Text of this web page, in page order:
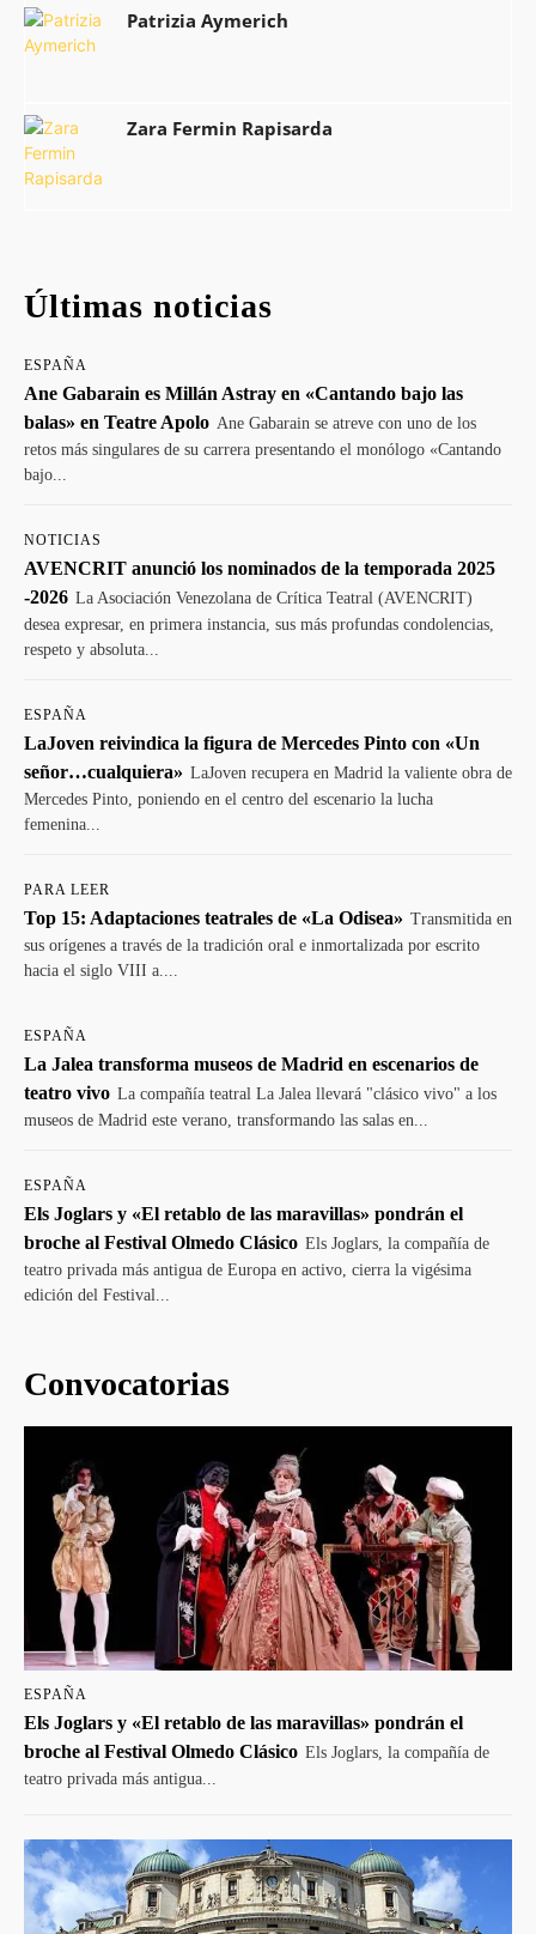
Patrizia Aymerich
Zara Fermin Rapisarda
Últimas noticias
ESPAÑA
Ane Gabarain es Millán Astray en «Cantando bajo las
balas» en Teatre Apolo Ane Gabarain se atreve con uno de los
retos más singulares de su carrera presentando el monólogo «Cantando
bajo...
NOTICIAS
AVENCRIT anunció los nominados de la temporada 2025
-2026 La Asociación Venezolana de Crítica Teatral (AVENCRIT)
desea expresar, en primera instancia, sus más profundas condolencias,
respeto y absoluta...
ESPAÑA
LaJoven reivindica la figura de Mercedes Pinto con «Un
señor…cualquiera» LaJoven recupera en Madrid la valiente obra de
Mercedes Pinto, poniendo en el centro del escenario la lucha
femenina...
PARA LEER
Top 15: Adaptaciones teatrales de «La Odisea» Transmitida en
sus orígenes a través de la tradición oral e inmortalizada por escrito
hacia el siglo VIII a....
ESPAÑA
La Jalea transforma museos de Madrid en escenarios de
teatro vivo La compañía teatral La Jalea llevará "clásico vivo" a los
museos de Madrid este verano, transformando las salas en...
ESPAÑA
Els Joglars y «El retablo de las maravillas» pondrán el
broche al Festival Olmedo Clásico Els Joglars, la compañía de
teatro privada más antigua de Europa en activo, cierra la vigésima
edición del Festival...
Convocatorias
ESPAÑA
Els Joglars y «El retablo de las maravillas» pondrán el
broche al Festival Olmedo Clásico Els Joglars, la compañía de
teatro privada más antigua...